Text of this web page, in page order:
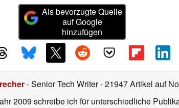
Als bevorzugte Quelle
auf Google
hinzufügen
- Senior Tech Writer- 21947 Artikel auf
2009 schreibe ich für unterschiedliche